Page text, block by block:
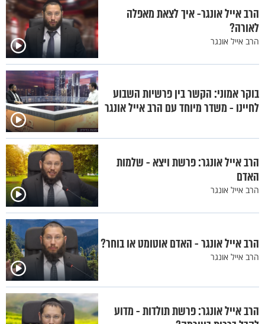
הרב אייל אונגר- איך לצאת מאפלה
לאורה?
הרב אייל אונגר
בוקר אמוני: הקשר בין פרשיות השבוע
לחיינו - משדר מיוחד עם הרב אייל אונגר
הרב אייל אונגר: פרשת ויצא - שלמות
האדם
הרב אייל אונגר
הרב אייל אונגר - האדם אוטומט או בוחר?
הרב אייל אונגר
הרב אייל אונגר: פרשת תולדות - מדוע